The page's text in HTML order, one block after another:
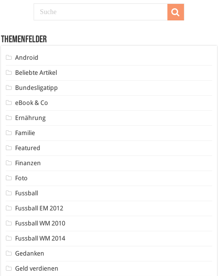
Themenfelder
Android
Beliebte Artikel
Bundesligatipp
eBook & Co
Ernährung
Familie
Featured
Finanzen
Foto
Fussball
Fussball EM 2012
Fussball WM 2010
Fussball WM 2014
Gedanken
Geld verdienen